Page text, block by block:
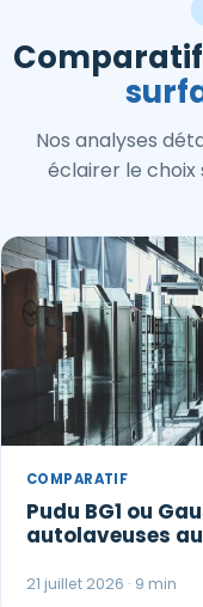
Nos analyses
éclairer le choix
COMPARATIF
Pudu BG1 ou
autolaveuses
21 juillet 2026 · 9 min